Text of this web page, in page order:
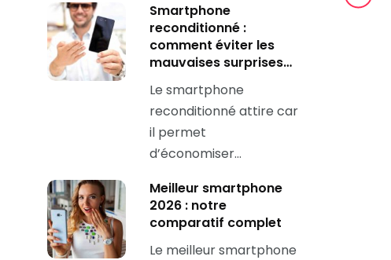
Smartphone
reconditionné :
comment éviter les
mauvaises surprises…
Le smartphone
reconditionné attire car
il permet
d’économiser…
Meilleur smartphone
2026 : notre
comparatif complet
Le meilleur smartphone